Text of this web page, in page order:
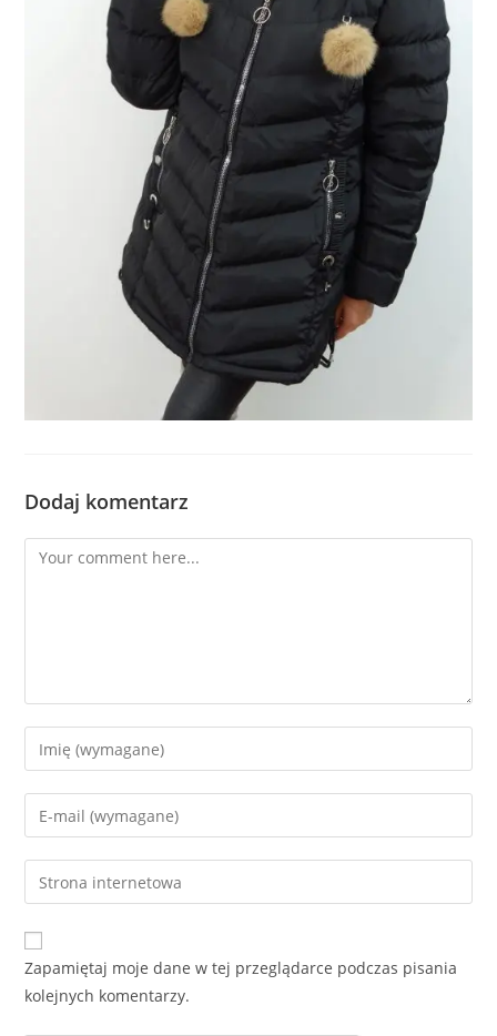
Dodaj komentarz
Comment
Enter
your
name
comment
Enter
your
email
address
comment
Enter
your
website
URL
(optional)
Zapamiętaj moje dane w tej przeglądarce podczas pisania
kolejnych komentarzy.